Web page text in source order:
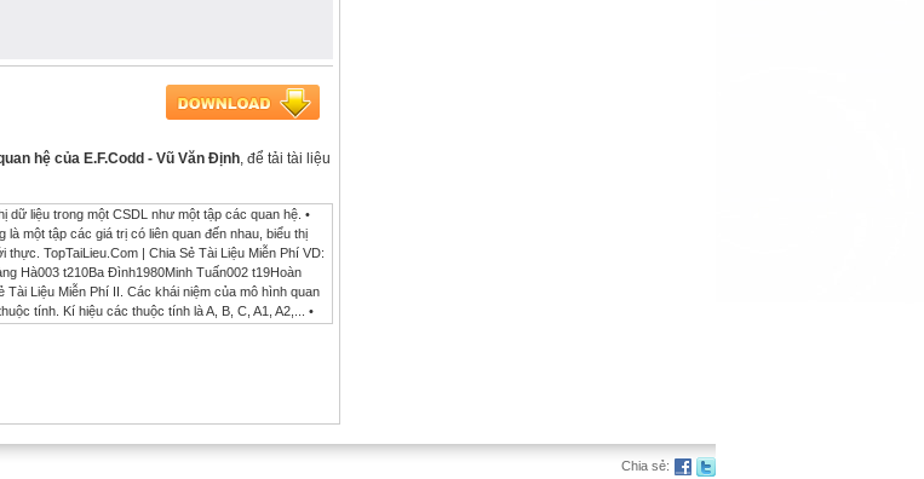
hệ của E.F.Codd - Vũ Văn Định, để tải tài liệu
dữ liệu trong một CSDL như một tập các quan hệ. •
một tập các giá trị có liên quan đến nhau, biểu thị
TopTaiLieu.Com | Chia Sẻ Tài Liệu Miễn Phí VD:
Hà003 t210Ba Đình1980Minh Tuấn002 t19Hoàn
Tài Liệu Miễn Phí II. Các khái niệm của mô hình quan
tính. Kí hiệu các thuộc tính là A, B, C, A1, A2,... •
hạn các thuộc tính U={A1, A2, ..., An}. Lược đồ R
| Chia Sẻ Tài Liệu Miễn Phí 3. Miền giá trị
ta dùng: tên miền, một kiểu dữ liệu và khuôn
con của tích Desscartes cuả một hay nhiều miền.
x Dom(A2) x ...x Dom(An), trong đó Dom(Ai ) là miền
an) | ai  Dom(Ai), i= 1, 2,..,n } TopTaiLieu.Com |
Chia sẻ: